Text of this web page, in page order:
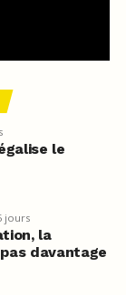
le
jours
la
davantage